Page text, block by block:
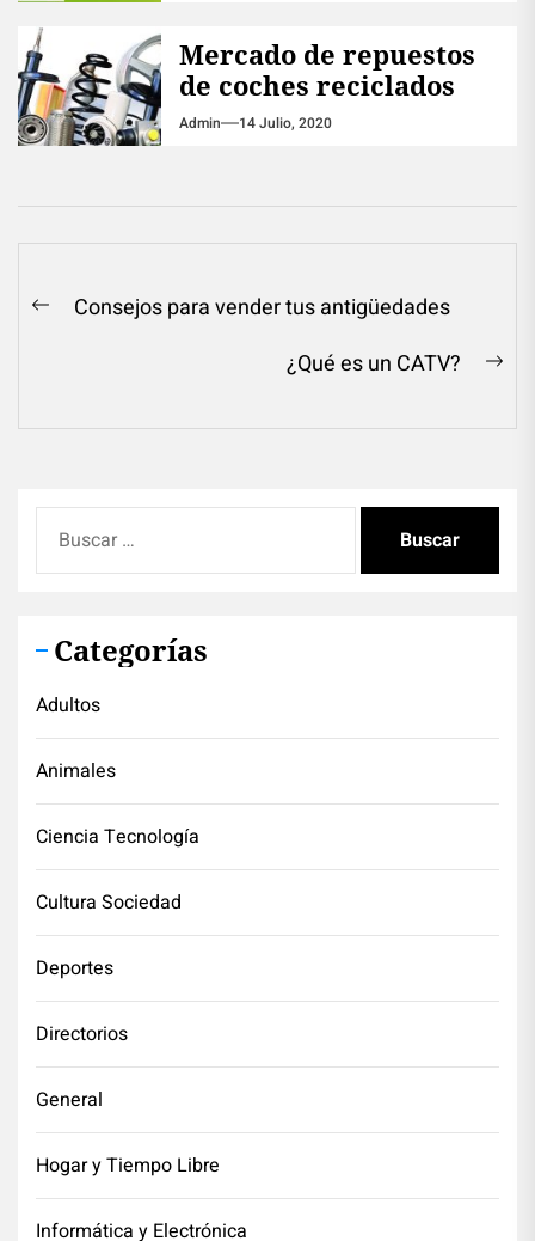
Mercado de repuestos
de coches reciclados
Admin 14 Julio, 2020
Navegación
Previous
Consejos para vender tus antigüedades
¿Qué es un CATV?
Categorías
Adultos
Animales
Ciencia Tecnología
Cultura Sociedad
Deportes
Directorios
General
Hogar y Tiempo Libre
Informática y Electrónica